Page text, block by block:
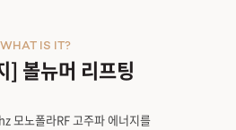
] 볼뉴머 리프팅
WHAT IS IT?
모노폴라RF 고주파 에너지를